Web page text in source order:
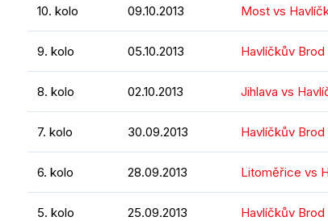
10. kolo 09.10.2013 Most vs
9. kolo 05.10.2013 Havlíčkův
8. kolo 02.10.2013 Jihlava vs
7. kolo 30.09.2013 Havlíčkův Brod
6. kolo 28.09.2013 Litoměřice vs
5. kolo 25.09.2013 Havlíčkův Brod